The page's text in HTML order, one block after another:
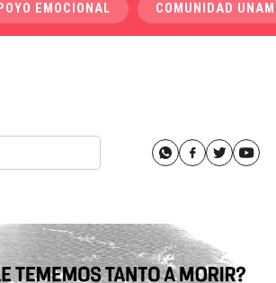
EMOCIONAL COMUNIDAD UNAM